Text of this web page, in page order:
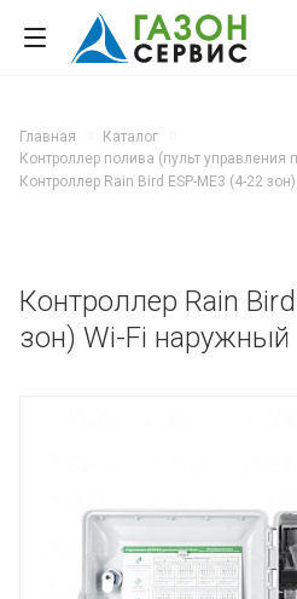
Главная
Каталог
Контроллер полива (пульт управления
Контроллер Rain Bird ESP-ME3 (4-22
Контроллер Rain
зон) Wi-Fi наружный